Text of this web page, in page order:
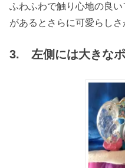
ふわふわで触り心地の良
があるとさらに可愛らしさ
3. 左側には大きなポ